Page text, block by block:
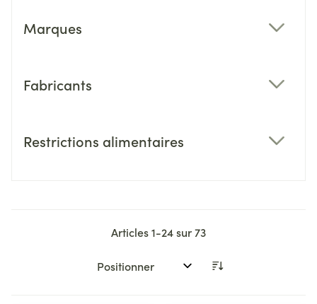
Marques
Fabricants
Restrictions alimentaires
Articles1-24sur73
Trier par: